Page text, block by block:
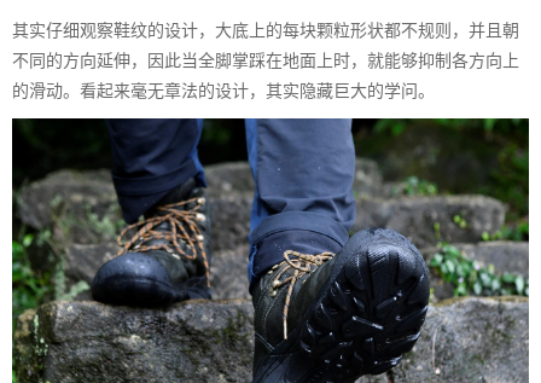
其实仔细观察鞋纹的设计，大底上的每块颗粒形状都不规则，并且朝
不同的方向延伸，因此当全脚掌踩在地面上时，就能够抑制各方向上
的滑动。看起来毫无章法的设计，其实隐藏巨大的学问。